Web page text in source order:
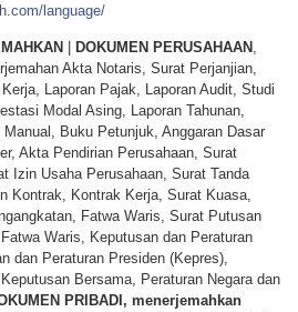
language/
DOKUMEN PERUSAHAAN ,
Akta Notaris, Surat Perjanjian,
Laporan Pajak, Laporan Audit, Studi
Modal Asing, Laporan Tahunan,
Buku Petunjuk, Anggaran Dasar
Akta Pendirian Perusahaan, Surat
Izin Usaha Perusahaan, Surat Tanda
Kontrak, Kontrak Kerja, Surat Kuasa,
Fatwa Waris, Surat Putusan
Waris, Keputusan dan Peraturan
dan Peraturan Presiden (Kepres),
Bersama, Peraturan Negara dan
PRIBADI, menerjemahkan